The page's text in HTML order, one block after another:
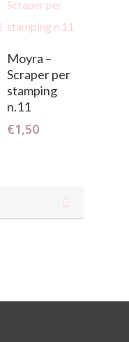
Aggiungi Al
Carrello
Moyra –
Scraper per
stamping
n.11
€1,50